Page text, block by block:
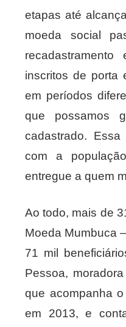
etapas até
moeda social
inscritos de porta
em períodos
que possamos
cadastrado.
com a
entregue a quem
Ao todo, mais de
Moeda Mumbuca
71 mil
Pessoa,
que acompanha
em 2013, e